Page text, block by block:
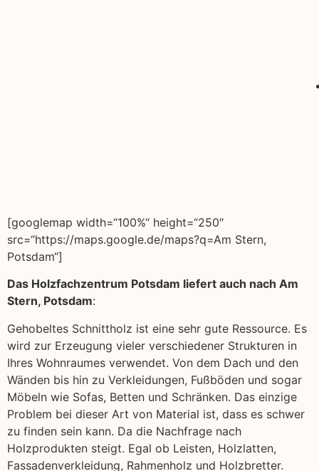
[googlemap width=“100%“ height=“250″
src=“https://maps.google.de/maps?q=Am Stern,
Potsdam“]
Das Holzfachzentrum Potsdam liefert auch nach Am
Stern, Potsdam:
Gehobeltes Schnittholz ist eine sehr gute Ressource. Es
wird zur Erzeugung vieler verschiedener Strukturen in
Ihres Wohnraumes verwendet. Von dem Dach und den
Wänden bis hin zu Verkleidungen, Fußböden und sogar
Möbeln wie Sofas, Betten und Schränken. Das einzige
Problem bei dieser Art von Material ist, dass es schwer
zu finden sein kann. Da die Nachfrage nach
Holzprodukten steigt. Egal ob Leisten, Holzlatten,
Fassadenverkleidung, Rahmenholz und Holzbretter.